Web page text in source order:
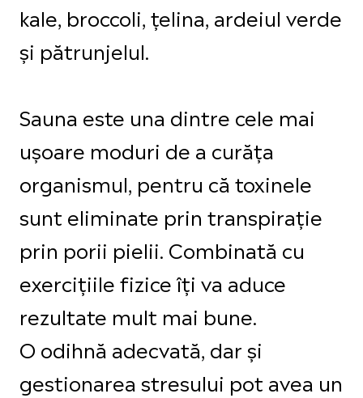
kale, broccoli, țelina, ardeiul verde
și pătrunjelul.
Sauna este una dintre cele mai
ușoare moduri de a curăța
organismul, pentru că toxinele
sunt eliminate prin transpirație
prin porii pielii. Combinată cu
exercițiile fizice îți va aduce
rezultate mult mai bune.
O odihnă adecvată, dar și
gestionarea stresului pot avea un